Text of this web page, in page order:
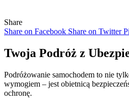
Share
Share on Facebook Share on Twitter
Twoja Podróż z
Podróżowanie samochodem to nie
wymogiem – jest obietnicą
ochronę.